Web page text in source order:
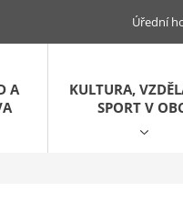
Úřední
A
KULTURA,
SPORT V